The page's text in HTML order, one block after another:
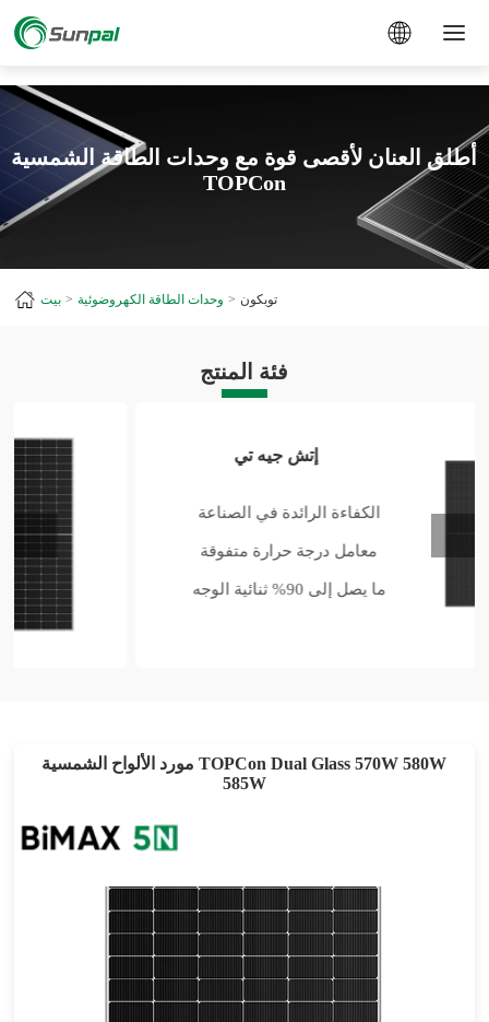
أطلق العنان لأقصى قوة مع وحدات الطاقة الشمسية
TOPCon
بيت وحدات الطاقة الكهروضوئية توبكون
فئة المنتج
الكفاءة الرائدة في الصناعة
معامل درجة حرارة متفوقة
ما يصل إلى 90% ثنائية الوجه
مورد الألواح الشمسية TOPCon Dual Glass 570W 580W
585W